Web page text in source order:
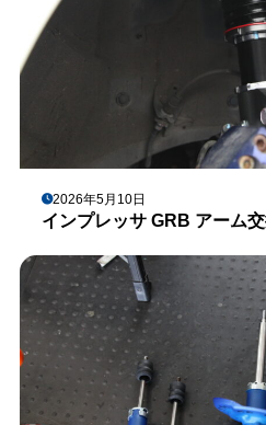
2026年5月10日
インプレッサ GRB アーム